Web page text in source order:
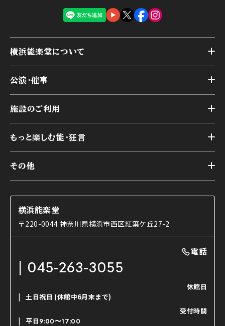
横浜能楽堂について
横浜能楽堂が取り組んだ事業
能舞台の歴史と特徴
様々なお客様に向けて
本舞台座席
交通アクセス
公演・催事
アーカイブ
施設のご利用
第二舞台
研修室
楽屋
ご利用の流れ
利用料金表
もっと楽しむ能・狂言
能舞台と演じ手
使用する道具
能・狂言の曲目説明
日本の古典芸能
その他
コラム
OTABISHO
チケット購入方法
ご寄附について
よくいただくご質問
横浜能楽堂
〒220-0044 神奈川県横浜市西区紅葉ケ丘27-2
電話
045-263-3055
休館日
土日祝日 (休館中6月末まで)
受付時間
平日9:00〜17:00